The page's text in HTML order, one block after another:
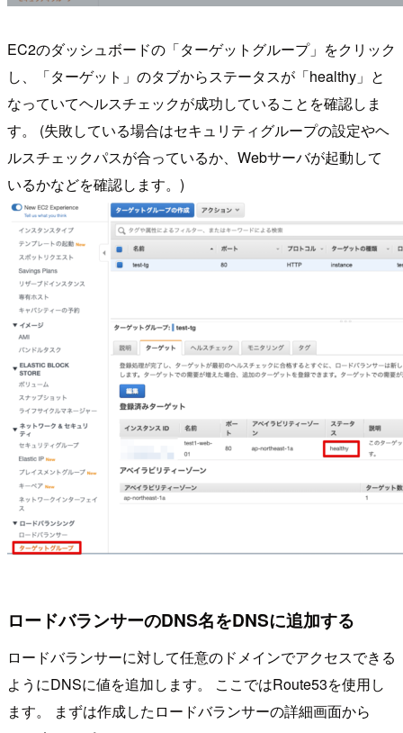
EC2のダッシュボードの「ターゲットグループ」をクリック
し、「ターゲット」のタブからステータスが「healthy」と
なっていてヘルスチェックが成功していることを確認しま
す。 (失敗している場合はセキュリティグループの設定やヘ
ルスチェックパスが合っているか、Webサーバが起動して
いるかなどを確認します。)
ロードバランサーのDNS名をDNSに追加する
ロードバランサーに対して任意のドメインでアクセスできる
ようにDNSに値を追加します。 ここではRoute53を使用し
ます。 まずは作成したロードバランサーの詳細画面から